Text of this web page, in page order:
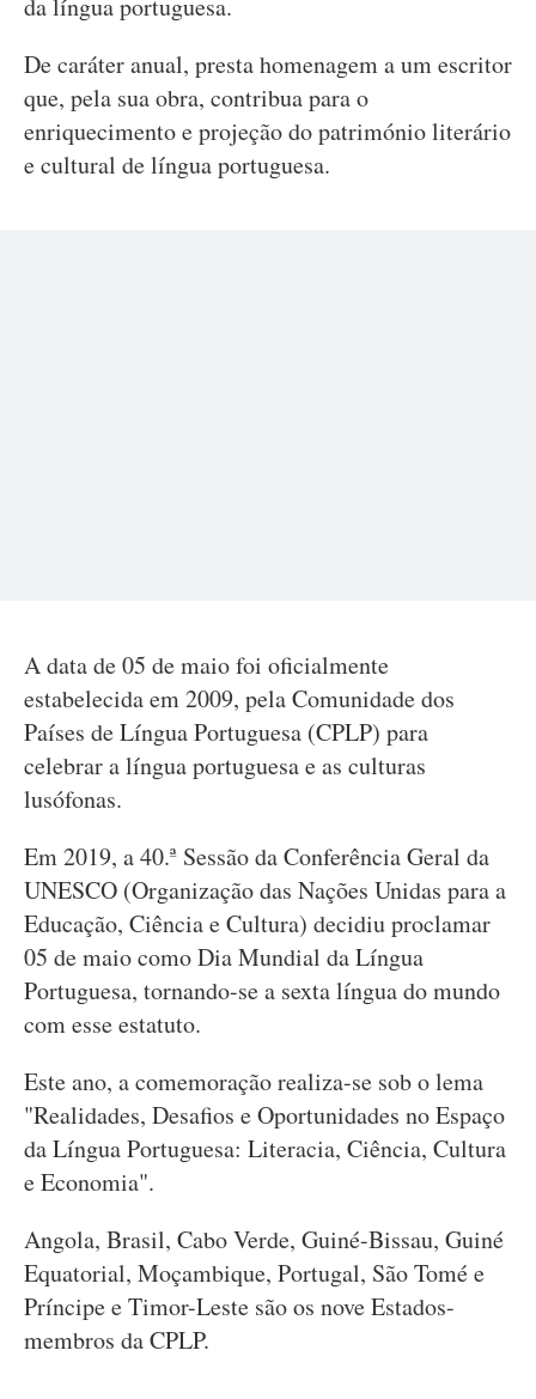
da língua portuguesa.
De caráter anual, presta homenagem a um escritor
que, pela sua obra, contribua para o
enriquecimento e projeção do património literário
e cultural de língua portuguesa.
A data de 05 de maio foi oficialmente
estabelecida em 2009, pela Comunidade dos
Países de Língua Portuguesa (CPLP) para
celebrar a língua portuguesa e as culturas
lusófonas.
Em 2019, a 40.ª Sessão da Conferência Geral da
UNESCO (Organização das Nações Unidas para a
Educação, Ciência e Cultura) decidiu proclamar
05 de maio como Dia Mundial da Língua
Portuguesa, tornando-se a sexta língua do mundo
com esse estatuto.
Este ano, a comemoração realiza-se sob o lema
"Realidades, Desafios e Oportunidades no Espaço
da Língua Portuguesa: Literacia, Ciência, Cultura
e Economia".
Angola, Brasil, Cabo Verde, Guiné-Bissau, Guiné
Equatorial, Moçambique, Portugal, São Tomé e
Príncipe e Timor-Leste são os nove Estados-
membros da CPLP.